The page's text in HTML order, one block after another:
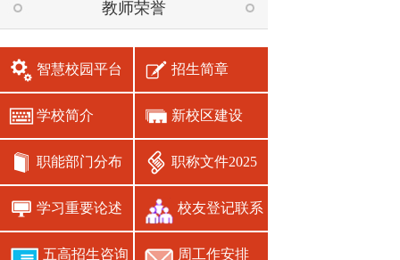
教师荣誉
智慧校园平台 招生简章
学校简介 新校区建设
职能部门分布 职称文件2025
学习重要论述 校友登记联系
五高招生咨询 周工作安排